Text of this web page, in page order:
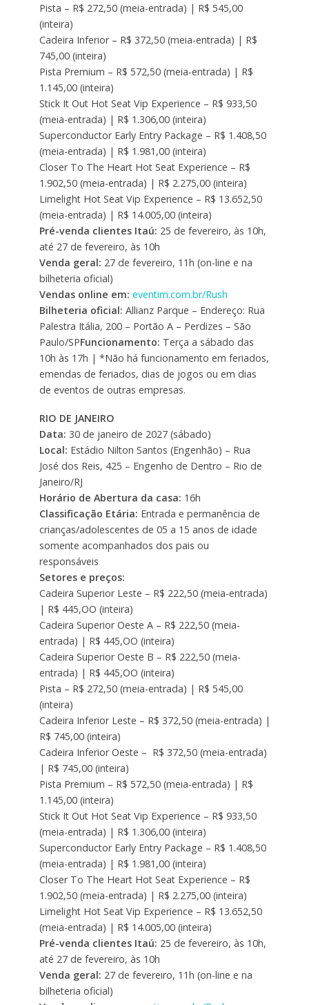
Pista – R$ 272,50 (meia-entrada) | R$ 545,00
(inteira)
Cadeira Inferior – R$ 372,50 (meia-entrada) | R$
745,00 (inteira)
Pista Premium – R$ 572,50 (meia-entrada) | R$
1.145,00 (inteira)
Stick It Out Hot Seat Vip Experience – R$ 933,50
(meia-entrada) | R$ 1.306,00 (inteira)
Superconductor Early Entry Package – R$ 1.408,50
(meia-entrada) | R$ 1.981,00 (inteira)
Closer To The Heart Hot Seat Experience – R$
1.902,50 (meia-entrada) | R$ 2.275,00 (inteira)
Limelight Hot Seat Vip Experience – R$ 13.652,50
(meia-entrada) | R$ 14.005,00 (inteira)
Pré-venda clientes Itaú: 25 de fevereiro, às 10h,
até 27 de fevereiro, às 10h
Venda geral: 27 de fevereiro, 11h (on-line e na
bilheteria oficial)
Vendas online em: eventim.com.br/Rush
Bilheteria oficial: Allianz Parque – Endereço: Rua
Palestra Itália, 200 – Portão A – Perdizes – São
Paulo/SPFuncionamento: Terça a sábado das
10h às 17h | *Não há funcionamento em feriados,
emendas de feriados, dias de jogos ou em dias
de eventos de outras empresas.
RIO DE JANEIRO
Data: 30 de janeiro de 2027 (sábado)
Local: Estádio Nilton Santos (Engenhão) – Rua
José dos Reis, 425 – Engenho de Dentro – Rio de
Janeiro/RJ
Horário de Abertura da casa: 16h
Classificação Etária: Entrada e permanência de
crianças/adolescentes de 05 a 15 anos de idade
somente acompanhados dos pais ou
responsáveis
Setores e preços:
Cadeira Superior Leste – R$ 222,50 (meia-entrada)
| R$ 445,OO (inteira)
Cadeira Superior Oeste A – R$ 222,50 (meia-
entrada) | R$ 445,OO (inteira)
Cadeira Superior Oeste B – R$ 222,50 (meia-
entrada) | R$ 445,OO (inteira)
Pista – R$ 272,50 (meia-entrada) | R$ 545,00
(inteira)
Cadeira Inferior Leste – R$ 372,50 (meia-entrada) |
R$ 745,00 (inteira)
Cadeira Inferior Oeste – R$ 372,50 (meia-entrada)
| R$ 745,00 (inteira)
Pista Premium – R$ 572,50 (meia-entrada) | R$
1.145,00 (inteira)
Stick It Out Hot Seat Vip Experience – R$ 933,50
(meia-entrada) | R$ 1.306,00 (inteira)
Superconductor Early Entry Package – R$ 1.408,50
(meia-entrada) | R$ 1.981,00 (inteira)
Closer To The Heart Hot Seat Experience – R$
1.902,50 (meia-entrada) | R$ 2.275,00 (inteira)
Limelight Hot Seat Vip Experience – R$ 13.652,50
(meia-entrada) | R$ 14.005,00 (inteira)
Pré-venda clientes Itaú: 25 de fevereiro, às 10h,
até 27 de fevereiro, às 10h
Venda geral: 27 de fevereiro, 11h (on-line e na
bilheteria oficial)